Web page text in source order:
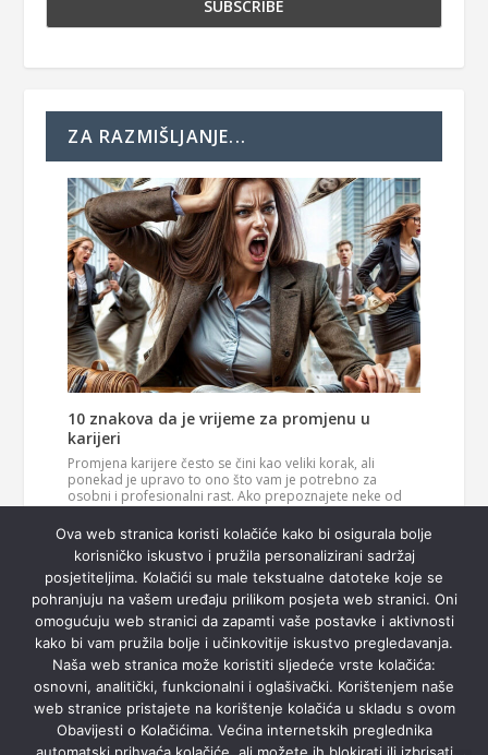
ZA RAZMIŠLJANJE...
10 znakova da je vrijeme za promjenu u
karijeri
Promjena karijere često se čini kao veliki korak, ali
ponekad je upravo to ono što vam je potrebno za
osobni i profesionalni rast. Ako prepoznajete neke od
ovih znakova, možda je vrijeme da razmislite o novom
smjeru u svom životu. 1. Vaš posao više vas…Pročitaj
više
Ova web stranica koristi kolačiće kako bi osigurala bolje
korisničko iskustvo i pružila personalizirani sadržaj
posjetiteljima. Kolačići su male tekstualne datoteke koje se
pohranjuju na vašem uređaju prilikom posjeta web stranici. Oni
omogućuju web stranici da zapamti vaše postavke i aktivnosti
kako bi vam pružila bolje i učinkovitije iskustvo pregledavanja.
Naša web stranica može koristiti sljedeće vrste kolačića:
osnovni, analitički, funkcionalni i oglašivački. Korištenjem naše
web stranice pristajete na korištenje kolačića u skladu s ovom
Obavijesti o Kolačićima. Većina internetskih preglednika